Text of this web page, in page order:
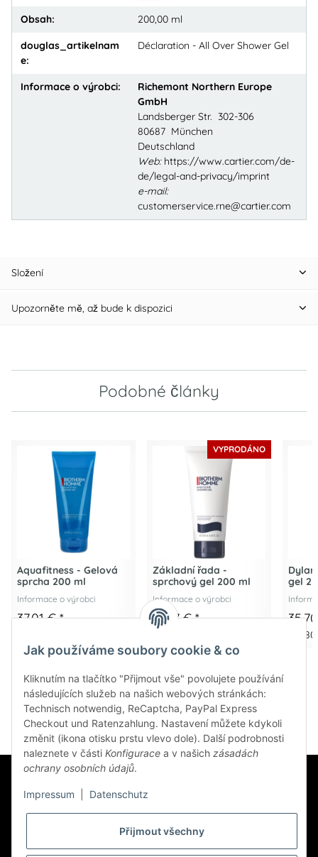
Obsah: 200,00 ml
douglas_artikelnam
e:
Déclaration - All Over Shower Gel
Informace o výrobci:
Richemont Northern Europe
GmbH
Landsberger Str. 302-306
80687 München
Deutschland
Web:https://www.cartier.com/de-
de/legal-and-privacy/imprint
e-mail:
customerservice.rne@cartier.com
Složení
Upozorněte mě, až bude k dispozici
Podobné články
Aquafitness - Gelová
sprcha 200 ml
Informace o výrobci
37,01 €*
VYPRODÁNO
Základní řada -
sprchový gel 200 ml
Informace o výrobci
37,77 €*
gel
Zpravodaj Přihlaste se k odběru na
Jak používáme soubory cookie & co
Kliknutím na tlačítko "Přijmout vše" povolujete používání
následujících služeb na našich webových stránkách:
Technisch notwendig, ReCaptcha, PayPal Express
Checkout und Ratenzahlung. Nastavení můžete kdykoli
změnit (ikona otisku prstu vlevo dole). Další podrobnosti
naleznete v části Konfigurace a v našich zásadách
ochrany osobních údajů.
Impressum Datenschutz
Přijmout všechny